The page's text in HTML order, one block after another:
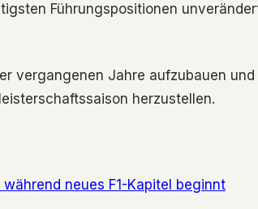
Führungspositionen
vergangenen Jahre aufzubauen und
herzustellen.
neues F1-Kapitel beginnt